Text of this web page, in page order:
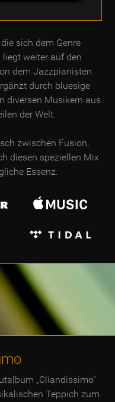
sich dem Genre
weiter auf den
dem Jazzpianisten
durch bluesige
diversen Musikern aus
der Welt.
zwischen Fusion,
diesen speziellen Mix
Essenz.
„Cliandissimo“
Teppich zum